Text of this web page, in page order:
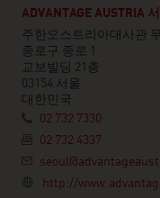
ADVANTAGE AUSTRIA
주한오스트리아대사관
종로구 종로 1
교보빌딩 21층
03154 서울
대한민국
02 732 7330
02 732 4337
http://